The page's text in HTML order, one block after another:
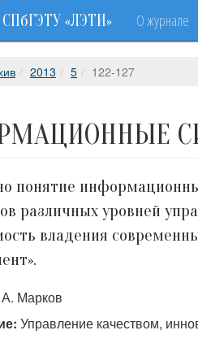
СПбГЭТУ «ЛЭТИ» О журнале
2013 5 122-127
понятие
различных уровней
владения
Марков
Управление качеством,